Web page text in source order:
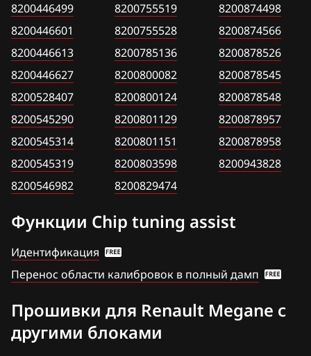
Derways
Dodge
Dongfeng
Exeed
Extreme moto
FAW
Fiat
Foton
Geely
Siemens EMS 3160
Siemens EMS 3161
Siemens SID 301
Siemens SID 305
Siemens SID 306
Siemens SID 310
Siemens SID 321
Valeo V40 (Sagem S3000 CAN)
8200446499
8200446601
8200446613
8200446627
8200528407
8200545290
8200545314
8200546982
8200549026
8200561531
8200578801
8200446499
8200446601
8200446613
8200446627
8200528407
8200545290
8200545314
8200545319
8200546982
8200755519
8200755528
8200785136
8200800082
8200800124
8200801129
8200801151
8200803598
8200829474
8200874498
8200874566
8200878526
8200878545
8200878548
8200878957
8200878958
8200943828
Функции Chip tuning assist
Идентификация
Перенос области калибровок в полный дамп
Прошивки для Renault Megane с
другими блоками